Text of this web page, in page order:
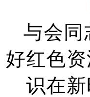
与会同
好红色
识在